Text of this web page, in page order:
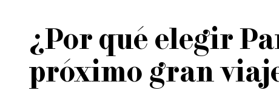
¿Por qué elegir
próximo gran